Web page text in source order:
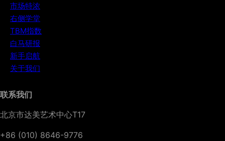
市场特浓
右侧学堂
TBM指数
白马研报
新手启航
关于我们
联系我们
北京市达美艺术中心T17
+86 (010) 8646-9776